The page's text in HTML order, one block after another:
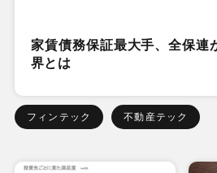
家賃債務保証最大手、全保連
界とは
フィンテック 不動産テック